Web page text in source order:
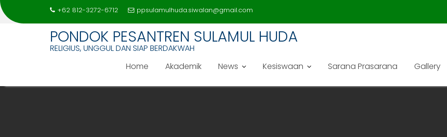
+62 812-3272-6712 ppsulamulhuda.siwalan@gmail.com
PONDOK PESANTREN SULAMUL HUDA
RELIGIUS, UNGGUL DAN SIAP BERDAKWAH
Home
Akademik News Kesiswaan Sarana Prasarana Gallery